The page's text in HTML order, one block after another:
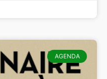
AGENDA